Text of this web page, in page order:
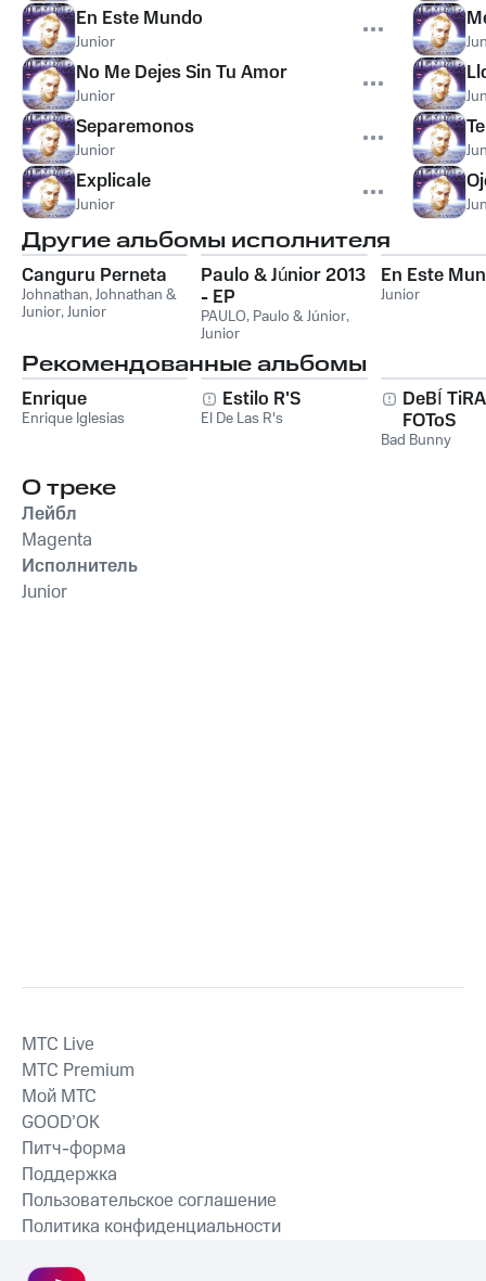
En Este Mundo
Junior
No Me Dejes Sin Tu Amor
Junior
Separemonos
Junior
Explicale
Junior
Другие альбомы исполнителя
Canguru Perneta
Johnathan,Johnathan &
Junior,Junior
Paulo & Júnior 2013
- EP
PAULO, Paulo & Júnior,
Junior
En Este
Junior
Рекомендованные альбомы
Enrique
Enrique Iglesias
Estilo R'S
El De Las R's
DeBÍ
FOToS
Bad Bunny
О треке
Лейбл
Magenta
Исполнитель
Junior
MTС Live
MTС Premium
Мой МТС
GOOD’OK
Питч-форма
Поддержка
Пользовательское соглашение
Политика конфиденциальности